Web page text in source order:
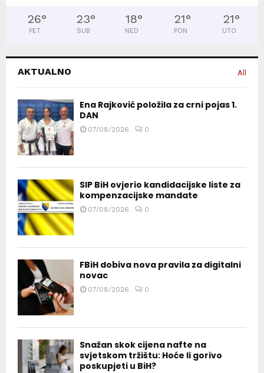
26°
PET
23°
SUB
18°
NED
21°
PON
21°
UTO
AKTUALNO All
Ena Rajković položila za crni pojas 1.
DAN
07/08/2026 0
SIP BiH ovjerio kandidacijske liste za
kompenzacijske mandate
07/08/2026 0
FBiH dobiva nova pravila za digitalni
novac
07/08/2026 0
Snažan skok cijena nafte na
svjetskom tržištu: Hoće li gorivo
poskupjeti u BiH?